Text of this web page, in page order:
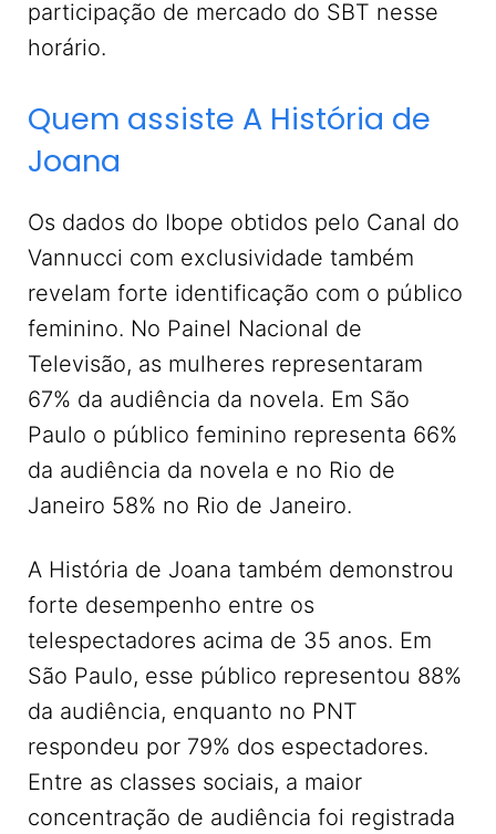
participação de mercado do SBT nesse
horário.
Quem assiste A História de
Joana
Os dados do Ibope obtidos pelo Canal do
Vannucci com exclusividade também
revelam forte identificação com o público
feminino. No Painel Nacional de
Televisão, as mulheres representaram
67% da audiência da novela. Em São
Paulo o público feminino representa 66%
da audiência da novela e no Rio de
Janeiro 58% no Rio de Janeiro.
A História de Joana também demonstrou
forte desempenho entre os
telespectadores acima de 35 anos. Em
São Paulo, esse público representou 88%
da audiência, enquanto no PNT
respondeu por 79% dos espectadores.
Entre as classes sociais, a maior
concentração de audiência foi registrada